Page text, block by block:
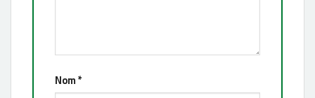
Nom*